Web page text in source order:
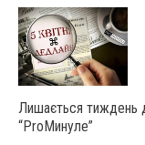
Лишається тиждень
“ProМинуле”